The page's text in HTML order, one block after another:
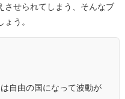
させられてしまう、そんなブ
う。
自由の国になって波動が